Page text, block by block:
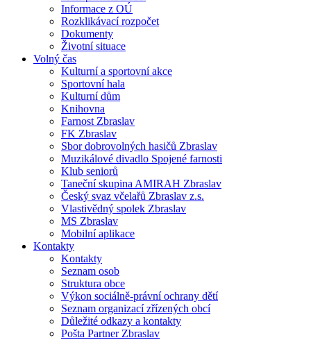
Informace z OÚ
Rozklikávací rozpočet
Dokumenty
Životní situace
Volný čas
Kulturní a sportovní akce
Sportovní hala
Kulturní dům
Knihovna
Farnost Zbraslav
FK Zbraslav
Sbor dobrovolných hasičů Zbraslav
Muzikálové divadlo Spojené farnosti
Klub seniorů
Taneční skupina AMIRAH Zbraslav
Český svaz včelařů Zbraslav z.s.
Vlastivědný spolek Zbraslav
MS Zbraslav
Mobilní aplikace
Kontakty
Kontakty
Seznam osob
Struktura obce
Výkon sociálně-právní ochrany dětí
Seznam organizací zřízených obcí
Důležité odkazy a kontakty
Pošta Partner Zbraslav